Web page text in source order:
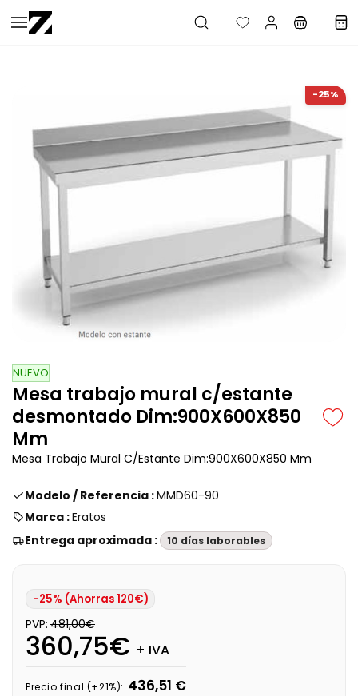
Saltar al
contenido
-25%
NUEVO
Mesa trabajo mural c/estante
desmontado Dim:900X600X850
Mm
Mesa Trabajo Mural C/Estante Dim:900X600X850 Mm
Modelo / Referencia :MMD60-90
Marca :Eratos
Entrega aproximada :
10 días laborables
-25% (Ahorras 120€)
PVP: 481,00€
360,75€ + IVA
Precio final (+21%): 436,51 €